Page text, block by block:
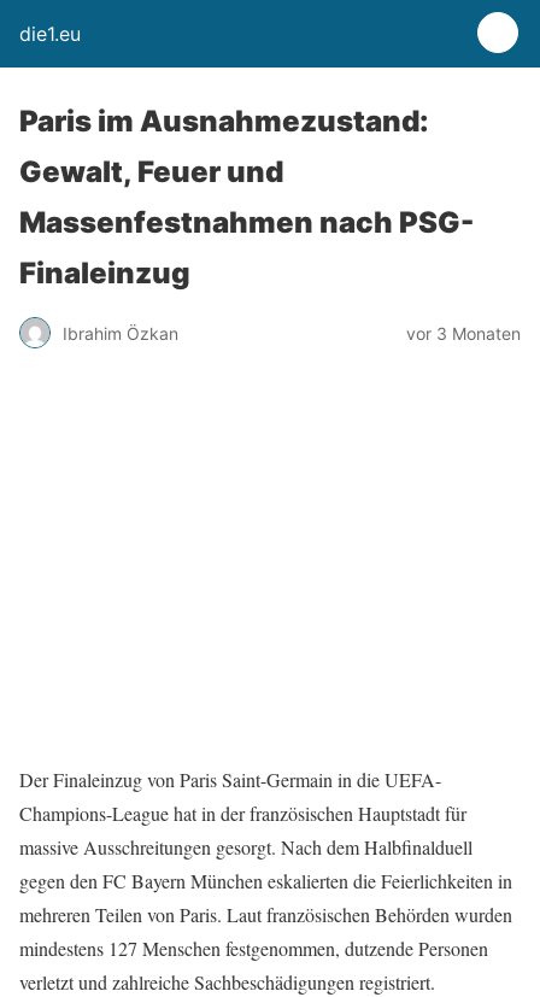
die1.eu
Paris im Ausnahmezustand:
Gewalt, Feuer und
Massenfestnahmen nach PSG-
Finaleinzug
Ibrahim Özkan vor 3 Monaten
Der Finaleinzug von Paris Saint-Germain in die UEFA-
Champions-League hat in der französischen Hauptstadt für
massive Ausschreitungen gesorgt. Nach dem Halbfinalduell
gegen den FC Bayern München eskalierten die Feierlichkeiten in
mehreren Teilen von Paris. Laut französischen Behörden wurden
mindestens 127 Menschen festgenommen, dutzende Personen
verletzt und zahlreiche Sachbeschädigungen registriert.